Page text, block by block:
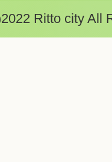
Ritto city All